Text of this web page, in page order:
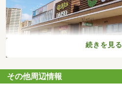
続きを見る
その他周辺情報